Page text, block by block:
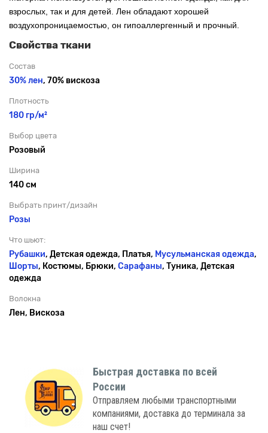
взрослых, так и для детей. Лен обладают хорошей
воздухопроницаемостью, он гипоаллергенный и прочный.
Свойства ткани
Состав
30% лен, 70% вискоза
Плотность
180 гр/м²
Выбор цвета
Розовый
Ширина
140 см
Выбрать принт/дизайн
Розы
Что шьют:
Рубашки, Детская одежда, Платья, Мусульманская одежда,
Шорты, Костюмы, Брюки, Сарафаны, Туника, Детская
одежда
Волокна
Лен, Вискоза
Быстрая доставка по всей
России
Отправляем любыми транспортными
компаниями, доставка до терминала за
наш счет!